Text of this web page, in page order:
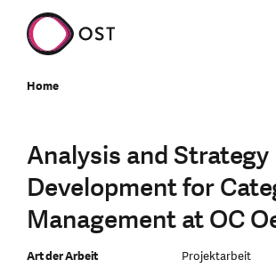
Home
Analysis and Strategy
Development for
Management at OC
Art der Arbeit
Projektarbeit